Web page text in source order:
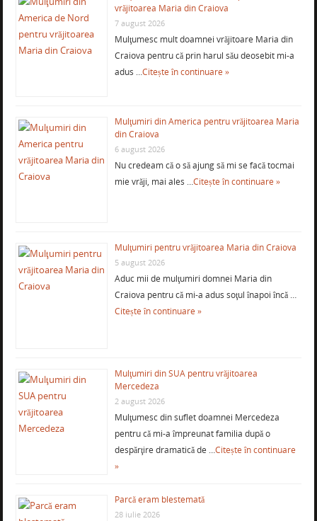
vrăjitoarea Maria din Craiova
7 august 2026
Mulţumesc mult doamnei vrăjitoare Maria din
Craiova pentru că prin harul său deosebit mi-a
adus …Citește în continuare »
Mulţumiri din America pentru vrăjitoarea Maria
din Craiova
6 august 2026
Nu credeam că o să ajung să mi se facă tocmai
mie vrăji, mai ales …Citește în continuare »
Mulţumiri pentru vrăjitoarea Maria din Craiova
5 august 2026
Aduc mii de mulţumiri domnei Maria din
Craiova pentru că mi-a adus soţul înapoi încă …
Citește în continuare »
Mulţumiri din SUA pentru vrăjitoarea
Mercedeza
2 august 2026
Mulţumesc din suflet doamnei Mercedeza
pentru că mi-a împreunat familia după o
despărţire dramatică de …Citește în continuare
»
Parcă eram blestemată
28 iulie 2026